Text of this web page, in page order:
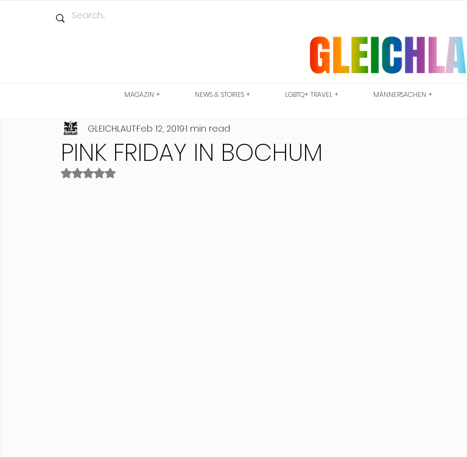
MAGAZIN + NEWS & STORIES + LGBTQ+ TRAVEL + MÄNNERSACHEN +
PINK FRIDAY IN BOCHUM
GLEICHLAUTFeb 12, 20191 min read
Rated NaN out of 5 stars.